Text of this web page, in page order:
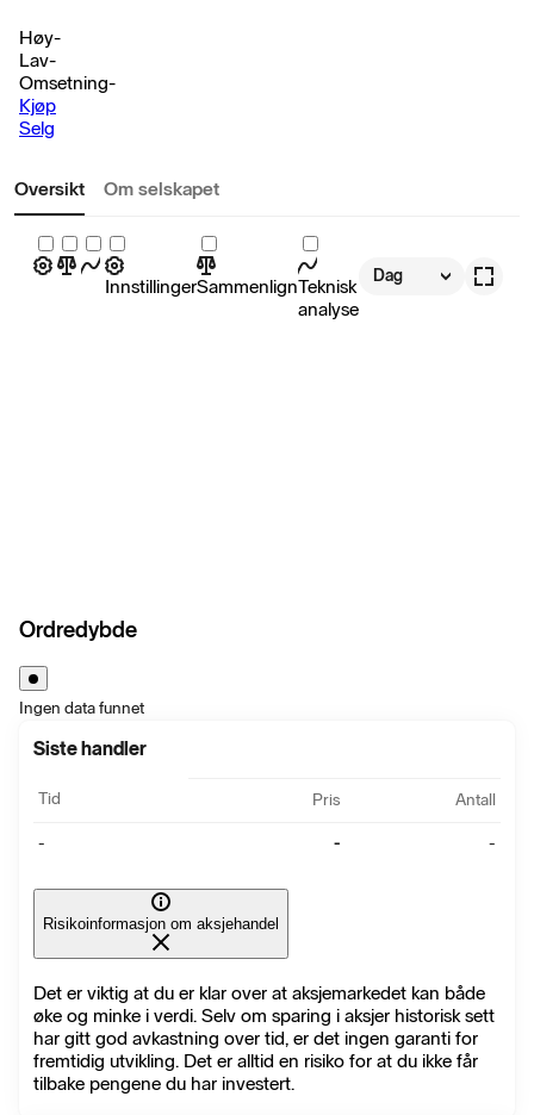
Høy-
Lav-
Omsetning-
Kjøp
Selg
Oversikt Om selskapet
InnstillingerSammenlignTeknisk
analyse
Dag
Ordredybde
Ingen data funnet
Siste handler
Tid Pris Antall
- - -
Risikoinformasjon om aksjehandel
Det er viktig at du er klar over at aksjemarkedet kan både
øke og minke i verdi. Selv om sparing i aksjer historisk sett
har gitt god avkastning over tid, er det ingen garanti for
fremtidig utvikling. Det er alltid en risiko for at du ikke får
tilbake pengene du har investert.